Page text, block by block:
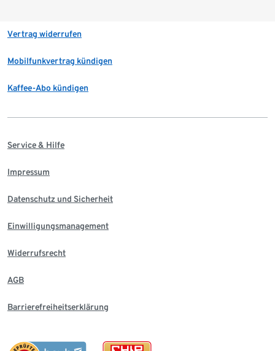
Vertrag widerrufen
Mobilfunkvertrag kündigen
Kaffee-Abo kündigen
Service & Hilfe
Impressum
Datenschutz und Sicherheit
Einwilligungsmanagement
Widerrufsrecht
AGB
Barrierefreiheitserklärung